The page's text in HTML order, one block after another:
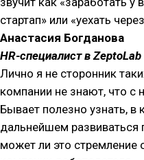
стартап» или «уехать
Анастасия Богданова
HR-специалист в ZeptoLab
Лично я не сторонник
компании не знают, что с
Бывает полезно узнать, в
дальнейшем развиваться
может ли это стремление